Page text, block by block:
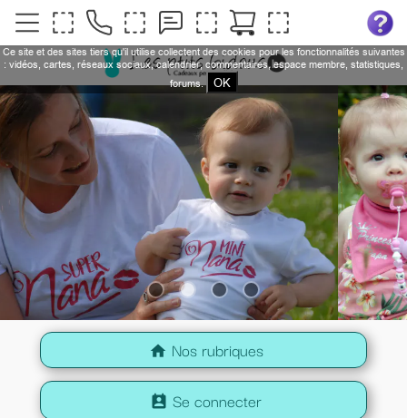
home Nos rubriques
perm_contact_calendar Se connecter
Ce site et des sites tiers qu'il utilise collectent des cookies pour les fonctionnalités suivantes
: vidéos, cartes, réseaux sociaux, calendrier, commentaires, espace membre, statistiques,
forums.
OK